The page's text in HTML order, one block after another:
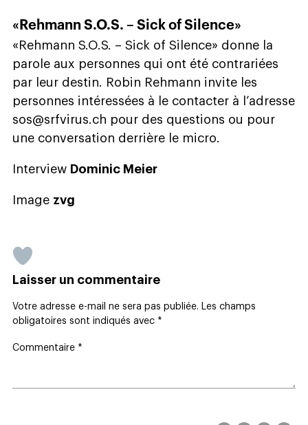
«Rehmann S.O.S. – Sick of Silence»
«Rehmann S.O.S. – Sick of Silence» donne la
parole aux personnes qui ont été contrariées
par leur destin. Robin Rehmann invite les
personnes intéressées à le contacter à l’adresse
sos@srfvirus.ch pour des questions ou pour
une conversation derrière le micro.
Interview Dominic Meier
Image zvg
Laisser un commentaire
Votre adresse e-mail ne sera pas publiée. Les champs
obligatoires sont indiqués avec *
Commentaire *